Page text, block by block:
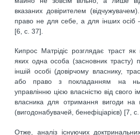
вказаних довірителем
право не для себе, а для інших осіб
[6, с. 37].
Кипрос Матрідіс розглядає траст як
яких одна особа (засновник трасту)
іншій особі (довірчому власнику,
або право з покладанням на
управлінню цією власністю від свого
власника для отримання вигоди на
(вигодонабувачей, бенефіціарієв) [7, с.
Отже, аналіз існуючих